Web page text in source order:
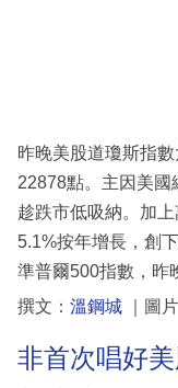
區
昨晚美股道瓊斯指
22878點。主因美國
趁跌市低吸納。加
5.1%按年增長，創
準普爾500指數，昨
撰文： 溫鋼城 ｜圖
非首次唱好